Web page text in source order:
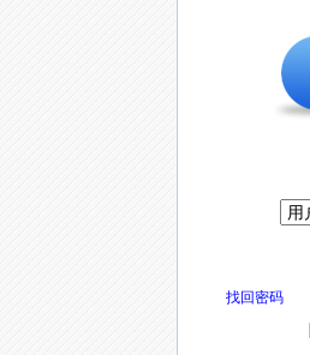
找回密码